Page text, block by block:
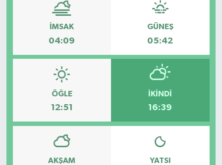
İMSAK
04:09
GÜNEŞ
05:42
ÖĞLE
12:51
İKINDI
16:39
AKŞAM YATSI
Gündem
Kültür & Sanat
Teknoloji
Bilim, Teknoloji